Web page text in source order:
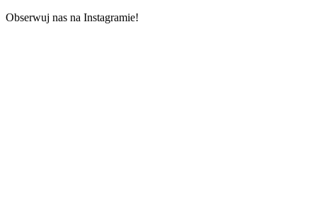
Obserwuj nas na Instagramie!